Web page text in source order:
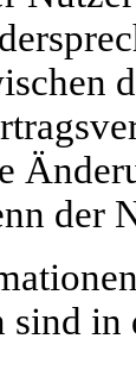
der
sind in